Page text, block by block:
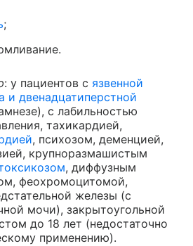
;
: у пациентов с язвенной
и двенадцатиперстной
с лабильностью
тахикардией,
, психозом, деменцией,
крупноразмашистым
, диффузным
феохромоцитомой,
железы (с
мочи), закрытоугольной
до 18 лет (недостаточно
применению).